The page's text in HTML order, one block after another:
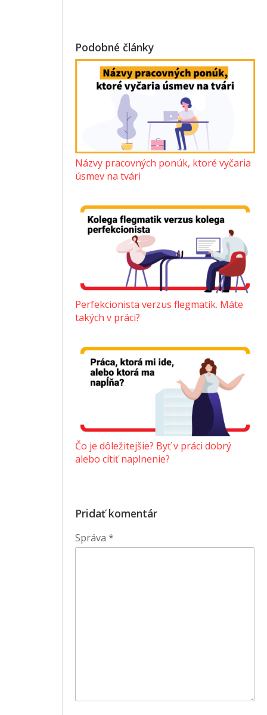
Podobné články
Názvy pracovných ponúk, ktoré vyčaria
úsmev na tvári
Perfekcionista verzus flegmatik. Máte
takých v práci?
Čo je dôležitejšie? Byť v práci dobrý
alebo cítiť naplnenie?
Pridať komentár
Správa*